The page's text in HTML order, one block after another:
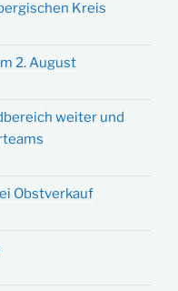
Kreis
2. August
weiter und
Obstverkauf